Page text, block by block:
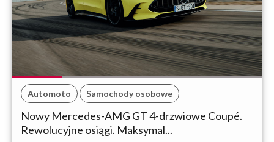
Automoto Samochody osobowe
Nowy Mercedes-AMG GT 4-drzwiowe Coupé.
Rewolucyjne osiągi. Maksymal...